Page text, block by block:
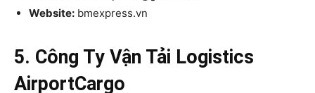
Website: bmexpress.vn
5. Công Ty Vận Tải Logistics
AirportCargo